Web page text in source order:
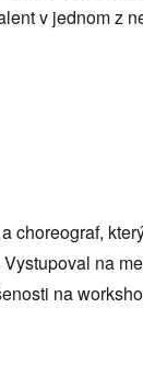
v jednom z
choreograf,
na
na